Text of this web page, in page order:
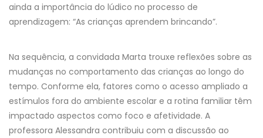
ainda a importância do lúdico no processo de
aprendizagem: “As crianças aprendem brincando”.
Na sequência, a convidada Marta trouxe reflexões sobre as
mudanças no comportamento das crianças ao longo do
tempo. Conforme ela, fatores como o acesso ampliado a
estímulos fora do ambiente escolar e a rotina familiar têm
impactado aspectos como foco e afetividade. A
professora Alessandra contribuiu com a discussão ao